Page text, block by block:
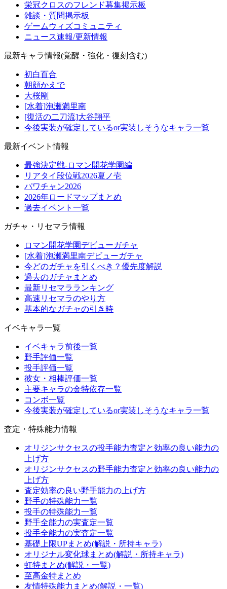
栄冠クロスのフレンド募集掲示板
雑談・質問掲示板
ゲームウィズコミュニティ
ニュース速報/更新情報
最新キャラ情報(覚醒・強化・復刻含む)
初白百合
朝顔かえで
大桜剛
[水着]泡瀬満里南
[復活の二刀流]大谷翔平
今後実装が確定しているor実装しそうなキャラ一覧
最新イベント情報
最強決定戦-ロマン開花学園編
リアタイ段位戦2026夏ノ壱
パワチャン2026
2026年ロードマップまとめ
過去イベント一覧
ガチャ・リセマラ情報
ロマン開花学園デビューガチャ
[水着]泡瀬満里南デビューガチャ
今どのガチャを引くべき？優先度解説
過去のガチャまとめ
最新リセマラランキング
高速リセマラのやり方
基本的なガチャの引き時
イベキャラ一覧
イベキャラ前後一覧
野手評価一覧
投手評価一覧
彼女・相棒評価一覧
主要キャラの金特依存一覧
コンボ一覧
今後実装が確定しているor実装しそうなキャラ一覧
査定・特殊能力情報
オリジンサクセスの投手能力査定と効率の良い能力の
上げ方
オリジンサクセスの野手能力査定と効率の良い能力の
上げ方
査定効率の良い野手能力の上げ方
野手の特殊能力一覧
投手の特殊能力一覧
野手全能力の実査定一覧
投手全能力の実査定一覧
基礎上限UPまとめ(解説・所持キャラ)
オリジナル変化球まとめ(解説・所持キャラ)
虹特まとめ(解説・一覧)
至高金特まとめ
友情特殊能力まとめ(解説・一覧)